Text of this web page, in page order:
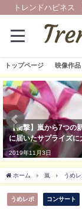
トレンドハピネス
トップページ 映像作品
【衝撃】嵐から7つの新
に届いたサプライズに
2019年11月3日
ホーム 嵐 うめレ
うめレポ コンサート